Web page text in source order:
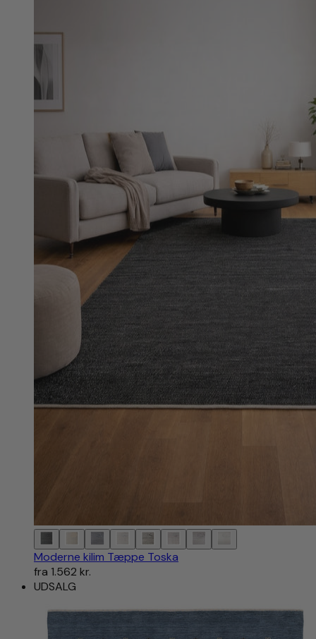
Moderne kilim Tæppe Toska
fra 1.562 kr.
UDSALG